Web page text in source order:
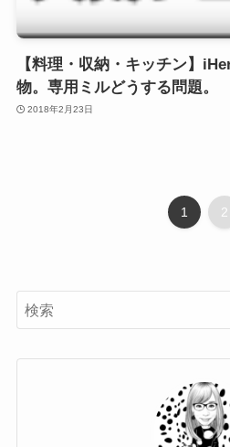
【料理・収納・キッチン】
物。専用ミルどうする問題。
2018年2月23日
1 2